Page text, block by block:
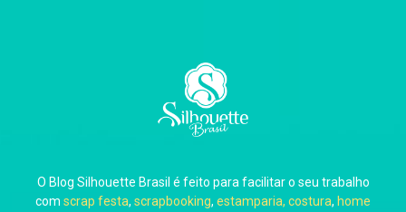
Carla Eschberger
Carol Pessoa
O Blog Silhouette Brasil é feito para facilitar o seu trabalho
com scrap festa, scrapbooking, estamparia, costura, home